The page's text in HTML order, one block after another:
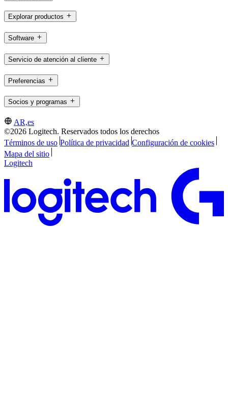
Explorar productos
Software
Servicio de atención al cliente
Preferencias
Socios y programas
AR,es
©2026 Logitech. Reservados todos los derechos
Términos de uso Política de privacidad Configuración de cookies
Mapa del sitio
Logitech